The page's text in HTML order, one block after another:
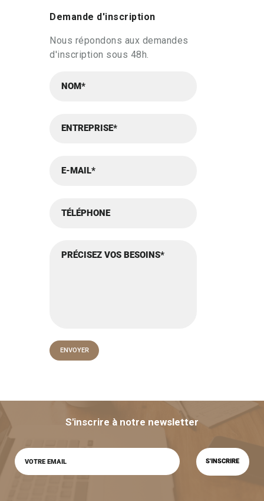
Demande d'inscription
Nous répondons aux demandes
d'inscription sous 48h.
S'inscrire à notre newsletter